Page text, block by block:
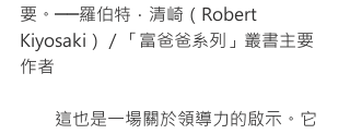
要。──羅伯特．清崎（Robert
Kiyosaki）／「富爸爸系列」叢書主要
作者
這也是一場關於領導力的啟示。它